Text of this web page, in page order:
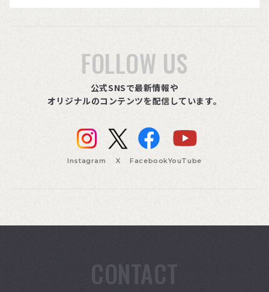
FOLLOW US
公式SNSで最新情報や
オリジナルのコンテンツを配信しています。
Instagram X FacebookYouTube
CONTACT